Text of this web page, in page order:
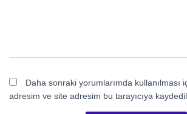
Daha sonraki yorumlarımda kullanılması
adresim ve site adresim bu tarayıcıya